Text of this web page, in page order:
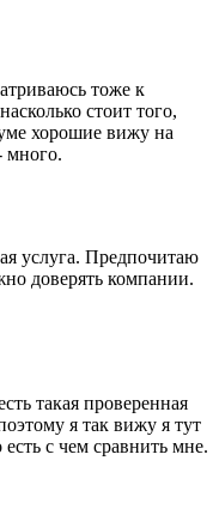
тоже к
стоит того,
хорошие вижу на
много.
услуга. Предпочитаю
доверять компании.
такая проверенная
я так вижу я тут
с чем сравнить мне.